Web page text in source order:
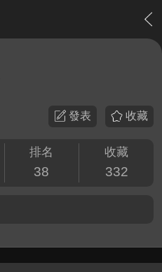
收藏
發表
排名
38
收藏
332